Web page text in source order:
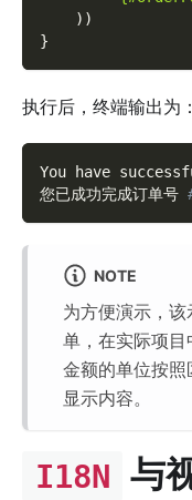
) )
}
执行后，终端输出为：
You have
您已成功完成订单号
NOTE
为方便演示，
单，在实际项
金额的单位按
显示内容。
I18N 与